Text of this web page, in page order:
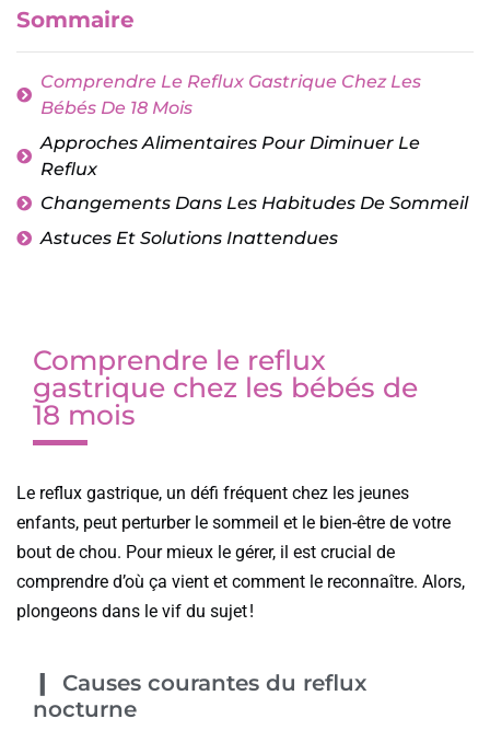
Sommaire
Comprendre Le Reflux Gastrique Chez Les
Bébés De 18 Mois
Approches Alimentaires Pour Diminuer Le
Reflux
Changements Dans Les Habitudes De Sommeil
Astuces Et Solutions Inattendues
Comprendre le reflux
gastrique chez les bébés de
18 mois
Le reflux gastrique, un défi fréquent chez les jeunes
enfants, peut perturber le sommeil et le bien-être de votre
bout de chou. Pour mieux le gérer, il est crucial de
comprendre d’où ça vient et comment le reconnaître. Alors,
plongeons dans le vif du sujet !
Causes courantes du reflux
nocturne